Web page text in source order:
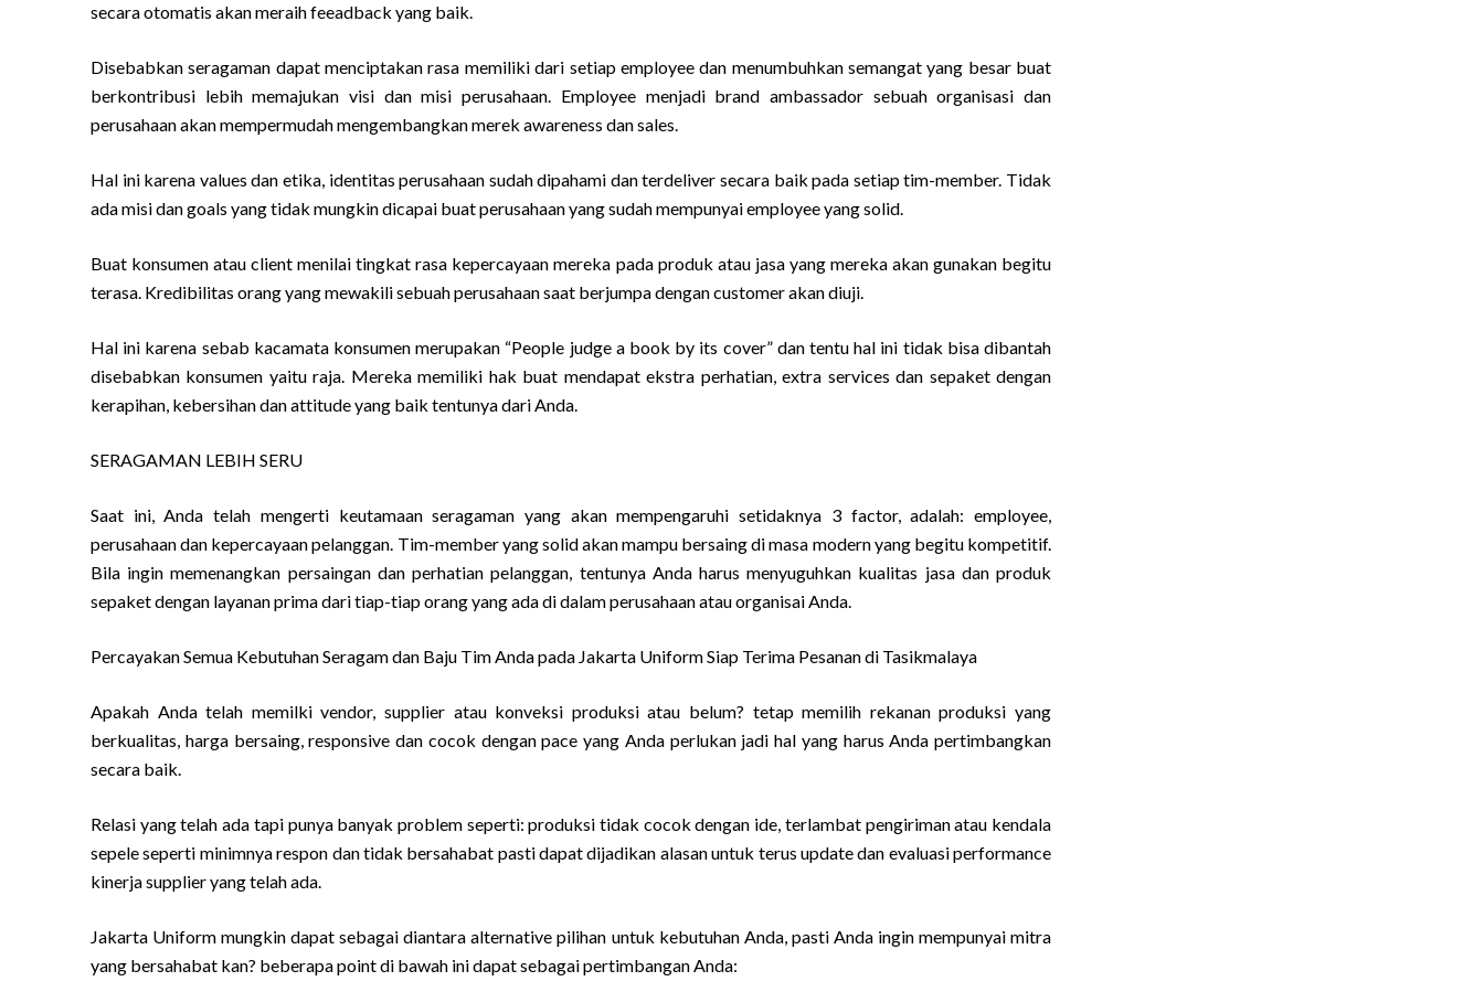
secara otomatis akan meraih feeadback yang baik.
Disebabkan seragaman dapat menciptakan rasa memiliki dari setiap employee dan menumbuhkan semangat yang besar buat
berkontribusi lebih memajukan visi dan misi perusahaan. Employee menjadi brand ambassador sebuah organisasi dan
perusahaan akan mempermudah mengembangkan merek awareness dan sales.
Hal ini karena values dan etika, identitas perusahaan sudah dipahami dan terdeliver secara baik pada setiap tim-member. Tidak
ada misi dan goals yang tidak mungkin dicapai buat perusahaan yang sudah mempunyai employee yang solid.
Buat konsumen atau client menilai tingkat rasa kepercayaan mereka pada produk atau jasa yang mereka akan gunakan begitu
terasa. Kredibilitas orang yang mewakili sebuah perusahaan saat berjumpa dengan customer akan diuji.
Hal ini karena sebab kacamata konsumen merupakan “People judge a book by its cover” dan tentu hal ini tidak bisa dibantah
disebabkan konsumen yaitu raja. Mereka memiliki hak buat mendapat ekstra perhatian, extra services dan sepaket dengan
kerapihan, kebersihan dan attitude yang baik tentunya dari Anda.
SERAGAMAN LEBIH SERU
Saat ini, Anda telah mengerti keutamaan seragaman yang akan mempengaruhi setidaknya 3 factor, adalah: employee,
perusahaan dan kepercayaan pelanggan. Tim-member yang solid akan mampu bersaing di masa modern yang begitu kompetitif.
Bila ingin memenangkan persaingan dan perhatian pelanggan, tentunya Anda harus menyuguhkan kualitas jasa dan produk
sepaket dengan layanan prima dari tiap-tiap orang yang ada di dalam perusahaan atau organisai Anda.
Percayakan Semua Kebutuhan Seragam dan Baju Tim Anda pada Jakarta Uniform Siap Terima Pesanan di Tasikmalaya
Apakah Anda telah memilki vendor, supplier atau konveksi produksi atau belum? tetap memilih rekanan produksi yang
berkualitas, harga bersaing, responsive dan cocok dengan pace yang Anda perlukan jadi hal yang harus Anda pertimbangkan
secara baik.
Relasi yang telah ada tapi punya banyak problem seperti: produksi tidak cocok dengan ide, terlambat pengiriman atau kendala
sepele seperti minimnya respon dan tidak bersahabat pasti dapat dijadikan alasan untuk terus update dan evaluasi performance
kinerja supplier yang telah ada.
Jakarta Uniform mungkin dapat sebagai diantara alternative pilihan untuk kebutuhan Anda, pasti Anda ingin mempunyai mitra
yang bersahabat kan? beberapa point di bawah ini dapat sebagai pertimbangan Anda: